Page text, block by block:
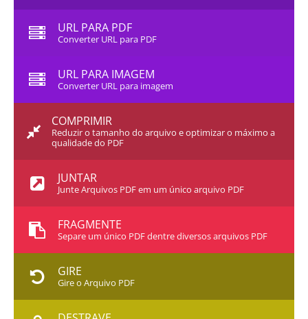
URL PARA PDF
Converter URL para PDF
URL PARA IMAGEM
Converter URL para imagem
COMPRIMIR
Reduzir o tamanho do arquivo e optimizar o máximo a
qualidade do PDF
JUNTAR
Junte Arquivos PDF em um único arquivo PDF
FRAGMENTE
Separe um único PDF dentre diversos arquivos PDF
GIRE
Gire o Arquivo PDF